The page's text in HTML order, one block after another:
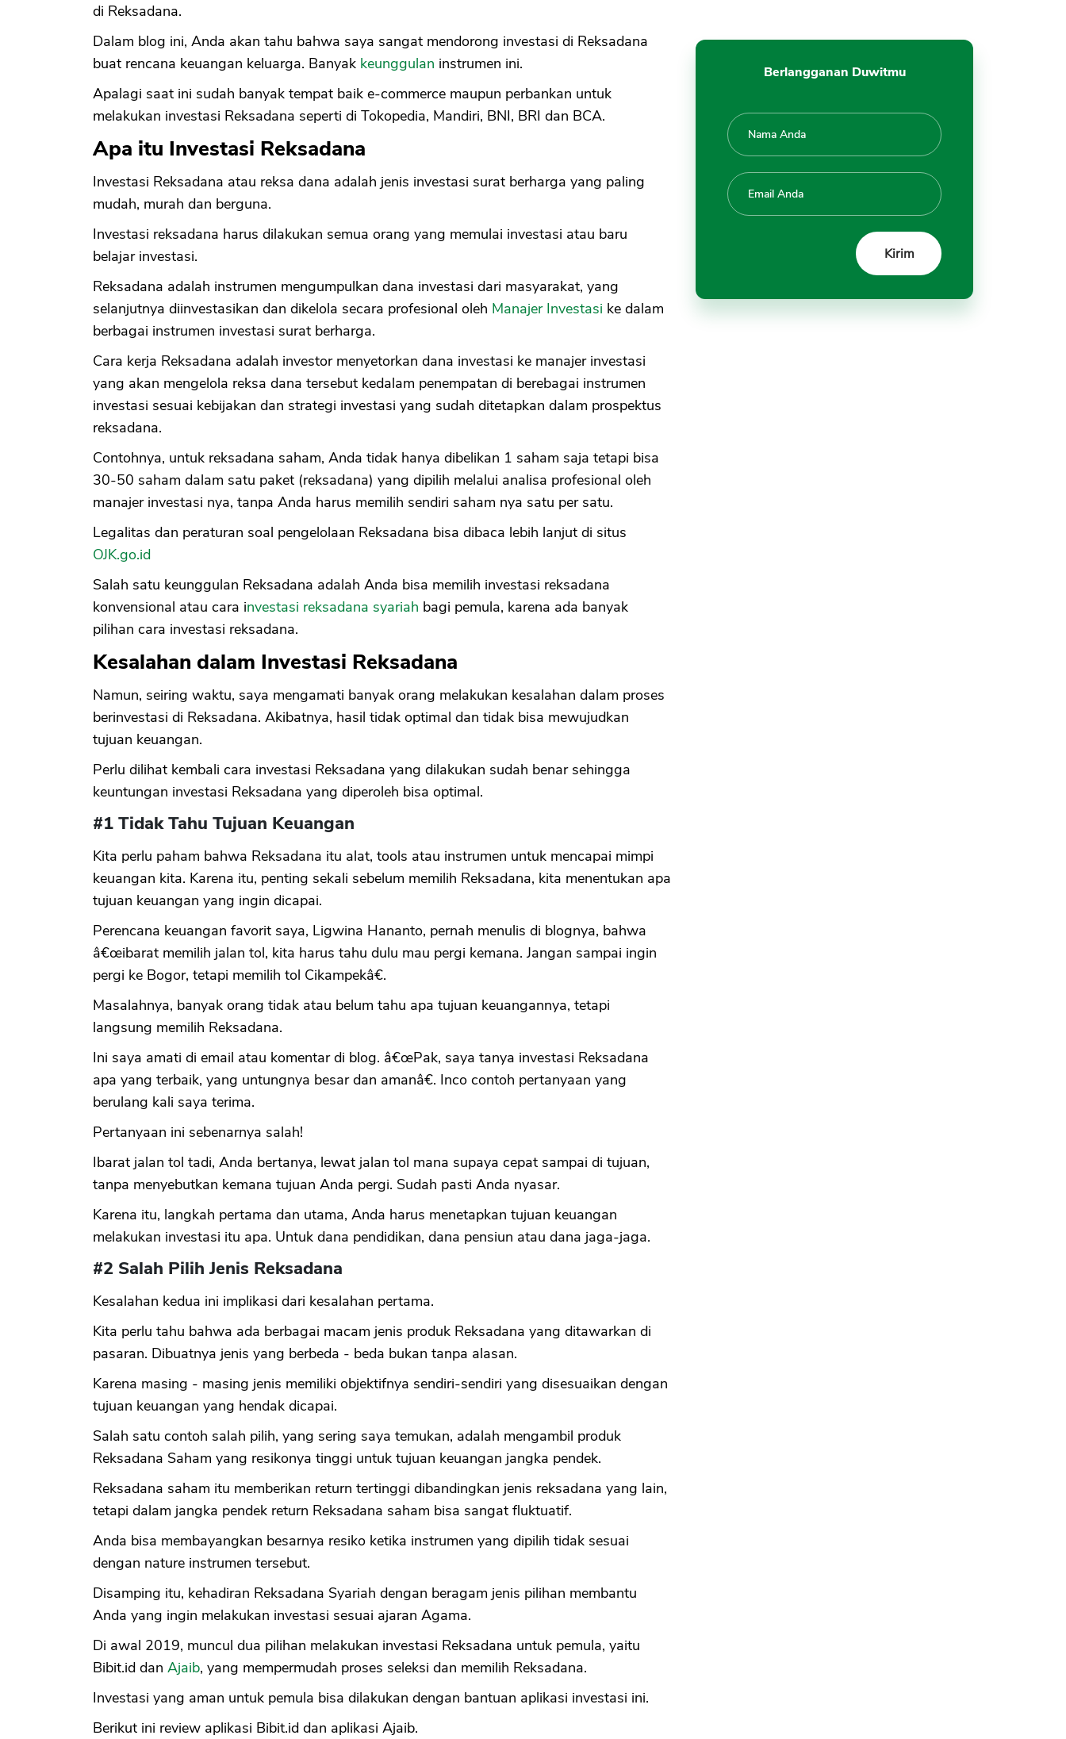
di Reksadana.
Dalam blog ini, Anda akan tahu bahwa saya sangat mendorong investasi di Reksadana
buat rencana keuangan keluarga. Banyak keunggulan instrumen ini.
Apalagi saat ini sudah banyak tempat baik e-commerce maupun perbankan untuk
melakukan investasi Reksadana seperti di Tokopedia, Mandiri, BNI, BRI dan BCA.
Apa itu Investasi Reksadana
Investasi Reksadana atau reksa dana adalah jenis investasi surat berharga yang paling
mudah, murah dan berguna.
Investasi reksadana harus dilakukan semua orang yang memulai investasi atau baru
belajar investasi.
Reksadana adalah instrumen mengumpulkan dana investasi dari masyarakat, yang
selanjutnya diinvestasikan dan dikelola secara profesional oleh Manajer Investasi ke dalam
berbagai instrumen investasi surat berharga.
Cara kerja Reksadana adalah investor menyetorkan dana investasi ke manajer investasi
yang akan mengelola reksa dana tersebut kedalam penempatan di berebagai instrumen
investasi sesuai kebijakan dan strategi investasi yang sudah ditetapkan dalam prospektus
reksadana.
Contohnya, untuk reksadana saham, Anda tidak hanya dibelikan 1 saham saja tetapi bisa
30-50 saham dalam satu paket (reksadana) yang dipilih melalui analisa profesional oleh
manajer investasi nya, tanpa Anda harus memilih sendiri saham nya satu per satu.
Legalitas dan peraturan soal pengelolaan Reksadana bisa dibaca lebih lanjut di situs
OJK.go.id
Salah satu keunggulan Reksadana adalah Anda bisa memilih investasi reksadana
konvensional atau cara investasi reksadana syariah bagi pemula, karena ada banyak
pilihan cara investasi reksadana.
Kesalahan dalam Investasi Reksadana
Namun, seiring waktu, saya mengamati banyak orang melakukan kesalahan dalam proses
berinvestasi di Reksadana. Akibatnya, hasil tidak optimal dan tidak bisa mewujudkan
tujuan keuangan.
Perlu dilihat kembali cara investasi Reksadana yang dilakukan sudah benar sehingga
keuntungan investasi Reksadana yang diperoleh bisa optimal.
#1 Tidak Tahu Tujuan Keuangan
Kita perlu paham bahwa Reksadana itu alat, tools atau instrumen untuk mencapai mimpi
keuangan kita. Karena itu, penting sekali sebelum memilih Reksadana, kita menentukan apa
tujuan keuangan yang ingin dicapai.
Perencana keuangan favorit saya, Ligwina Hananto, pernah menulis di blognya, bahwa
â€œibarat memilih jalan tol, kita harus tahu dulu mau pergi kemana. Jangan sampai ingin
pergi ke Bogor, tetapi memilih tol Cikampekâ€.
Masalahnya, banyak orang tidak atau belum tahu apa tujuan keuangannya, tetapi
langsung memilih Reksadana.
Ini saya amati di email atau komentar di blog. â€œPak, saya tanya investasi Reksadana
apa yang terbaik, yang untungnya besar dan amanâ€. Inco contoh pertanyaan yang
berulang kali saya terima.
Pertanyaan ini sebenarnya salah!
Ibarat jalan tol tadi, Anda bertanya, lewat jalan tol mana supaya cepat sampai di tujuan,
tanpa menyebutkan kemana tujuan Anda pergi. Sudah pasti Anda nyasar.
Karena itu, langkah pertama dan utama, Anda harus menetapkan tujuan keuangan
melakukan investasi itu apa. Untuk dana pendidikan, dana pensiun atau dana jaga-jaga.
#2 Salah Pilih Jenis Reksadana
Kesalahan kedua ini implikasi dari kesalahan pertama.
Kita perlu tahu bahwa ada berbagai macam jenis produk Reksadana yang ditawarkan di
pasaran. Dibuatnya jenis yang berbeda - beda bukan tanpa alasan.
Karena masing - masing jenis memiliki objektifnya sendiri-sendiri yang disesuaikan dengan
tujuan keuangan yang hendak dicapai.
Salah satu contoh salah pilih, yang sering saya temukan, adalah mengambil produk
Reksadana Saham yang resikonya tinggi untuk tujuan keuangan jangka pendek.
Reksadana saham itu memberikan return tertinggi dibandingkan jenis reksadana yang lain,
tetapi dalam jangka pendek return Reksadana saham bisa sangat fluktuatif.
Anda bisa membayangkan besarnya resiko ketika instrumen yang dipilih tidak sesuai
dengan nature instrumen tersebut.
Disamping itu, kehadiran Reksadana Syariah dengan beragam jenis pilihan membantu
Anda yang ingin melakukan investasi sesuai ajaran Agama.
Di awal 2019, muncul dua pilihan melakukan investasi Reksadana untuk pemula, yaitu
Bibit.id dan Ajaib, yang mempermudah proses seleksi dan memilih Reksadana.
Investasi yang aman untuk pemula bisa dilakukan dengan bantuan aplikasi investasi ini.
Berikut ini review aplikasi Bibit.id dan aplikasi Ajaib.
Tanya Jawab Kesalahan Investasi
Kesimpulan
Berlangganan Duwitmu
OK
CANCEL